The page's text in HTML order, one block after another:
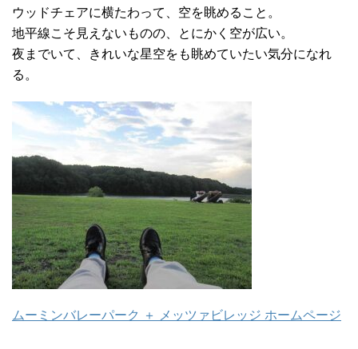
ウッドチェアに横たわって、空を眺めること。
地平線こそ見えないものの、とにかく空が広い。
夜までいて、きれいな星空をも眺めていたい気分になれ
る。
ムーミンバレーパーク ＋ メッツァビレッジ ホームページ